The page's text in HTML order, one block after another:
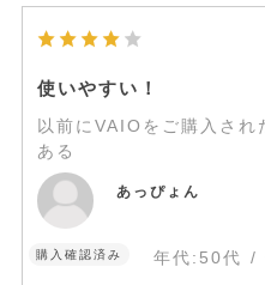
使いやすい！
以前にVAIOをご購入され
ある
あっぴょん
購入確認済み 年代: 50代